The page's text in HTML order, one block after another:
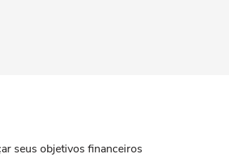
seus objetivos financeiros